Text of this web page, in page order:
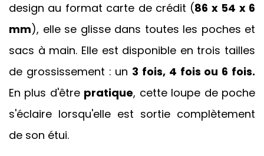
design au format carte de crédit (86 x 54 x 6
mm), elle se glisse dans toutes les poches et
sacs à main. Elle est disponible en trois tailles
de grossissement : un 3 fois, 4 fois ou 6 fois.
En plus d'être pratique, cette loupe de poche
s'éclaire lorsqu'elle est sortie complètement
de son étui.